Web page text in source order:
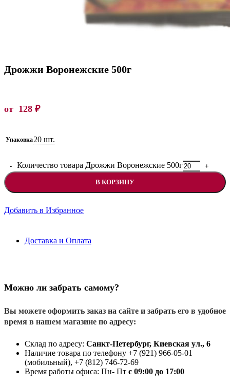
Дрожжи Воронежские 500г
от 128 ₽
Упаковка20 шт.
Количество товара Дрожжи Воронежские 500г
В КОРЗИНУ
Добавить в Избранное
Доставка и Оплата
Можно ли забрать самому?
Вы можете оформить заказ на сайте и забрать его в удобное
время в нашем магазине по адресу:
Склад по адресу: Санкт-Петербург, Киевская ул., 6
Наличие товара по телефону +7 (921) 966-05-01
(мобильный), +7 (812) 746-72-69
Время работы офиса: Пн- Пт с 09:00 до 17:00